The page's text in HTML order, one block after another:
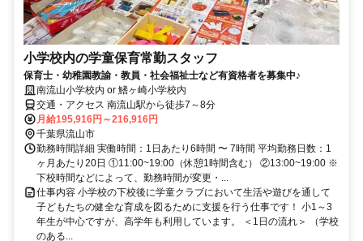
小学校内の学童保育常勤スタッフ
保育士・幼稚園教諭・教員・社会福祉士など有資格者を募集中♪
南流山小学校内 or 鰭ヶ崎小学校内
交通・アクセス 南流山駅から徒歩7～8分
月給195,916円～216,916円
千葉県流山市
勤務時間詳細 実働時間：1日あたり6時間 〜 7時間 平均勤務日数：1
ヶ月あたり20日 ①11:00~19:00（休憩1時間含む） ②13:00~19:00 ※
下校時間などによって、勤務時間が変更・...
仕事内容 小学校の下校後に学童クラブにおいて生活や遊びを通して
子どもたちの健全な育成を図るために支援を行う仕事です！ 小1～3
年生が中心ですが、高学年も利用しています。 ＜1日の流れ＞ （学校
のある...